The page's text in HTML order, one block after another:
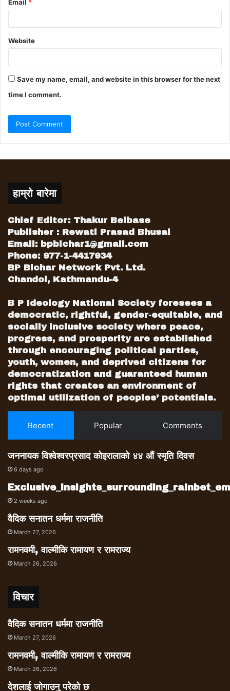
Email *
Website
Save my name, email, and website in this browser for the next
time I comment.
हाम्रो बारेमा
Chief Editor: Thakur Belbase
Publisher : Rewati Prasad Bhusal
Email: bpbichar1@gmail.com
Phone: 977-1-4417934
BP Bichar Network Pvt. Ltd.
Chandol, Kathmandu-4
B P Ideology National Society foresees a
democratic, rightful, gender-equitable, and
socially inclusive society where peace,
progress, and prosperity are established
through encouraging political parties,
youth, women, and deprived citizens for
democratization and guaranteed human
rights that creates an environment of
optimal utilization of peoples’ potentials.
Recent Popular Comments
जननायक विश्वेश्वरप्रसाद कोइरालाको ४४ औं स्मृति दिवस
6 days ago
2 weeks ago
वैदिक सनातन धर्ममा राजनीति
March 27, 2026
रामनवमी, वाल्मीकि रामायण र रामराज्य
March 26, 2026
विचार
वैदिक सनातन धर्ममा राजनीति
March 27, 2026
रामनवमी, वाल्मीकि रामायण र रामराज्य
March 26, 2026
देशलाई जोगाउनु परेको छ